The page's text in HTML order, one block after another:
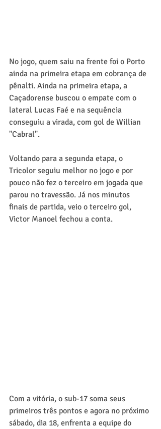
No jogo, quem saiu na frente foi o Porto
ainda na primeira etapa em cobrança de
pênalti. Ainda na primeira etapa, a
Caçadorense buscou o empate com o
lateral Lucas Faé e na sequência
conseguiu a virada, com gol de Willian
"Cabral".
Voltando para a segunda etapa, o
Tricolor seguiu melhor no jogo e por
pouco não fez o terceiro em jogada que
parou no travessão. Já nos minutos
finais de partida, veio o terceiro gol,
Victor Manoel fechou a conta.
Com a vitória, o sub-17 soma seus
primeiros três pontos e agora no próximo
sábado, dia 18, enfrenta a equipe do